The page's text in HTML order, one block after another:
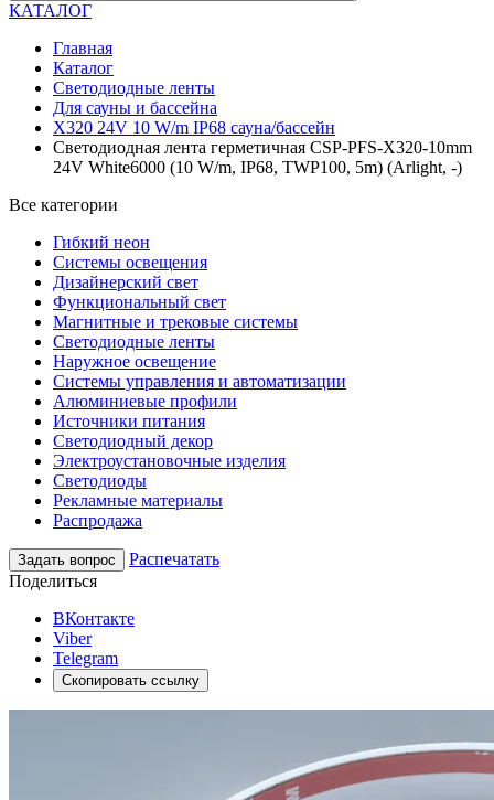
КАТАЛОГ
Главная
Каталог
Светодиодные ленты
Для сауны и бассейна
X320 24V 10 W/m IP68 сауна/бассейн
Светодиодная лента герметичная CSP-PFS-X320-10mm
24V White6000 (10 W/m, IP68, TWP100, 5m) (Arlight, -)
Все категории
Гибкий неон
Системы освещения
Дизайнерский свет
Функциональный свет
Магнитные и трековые системы
Светодиодные ленты
Наружное освещение
Системы управления и автоматизации
Алюминиевые профили
Источники питания
Светодиодный декор
Электроустановочные изделия
Светодиоды
Рекламные материалы
Распродажа
Задать вопрос
Распечатать
Поделиться
ВКонтакте
Viber
Telegram
Скопировать ссылку